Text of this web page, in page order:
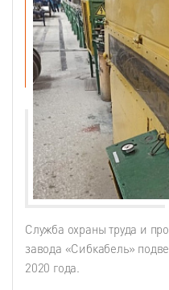
Служба охраны труда и
завода «Сибкабель»
2020 года.